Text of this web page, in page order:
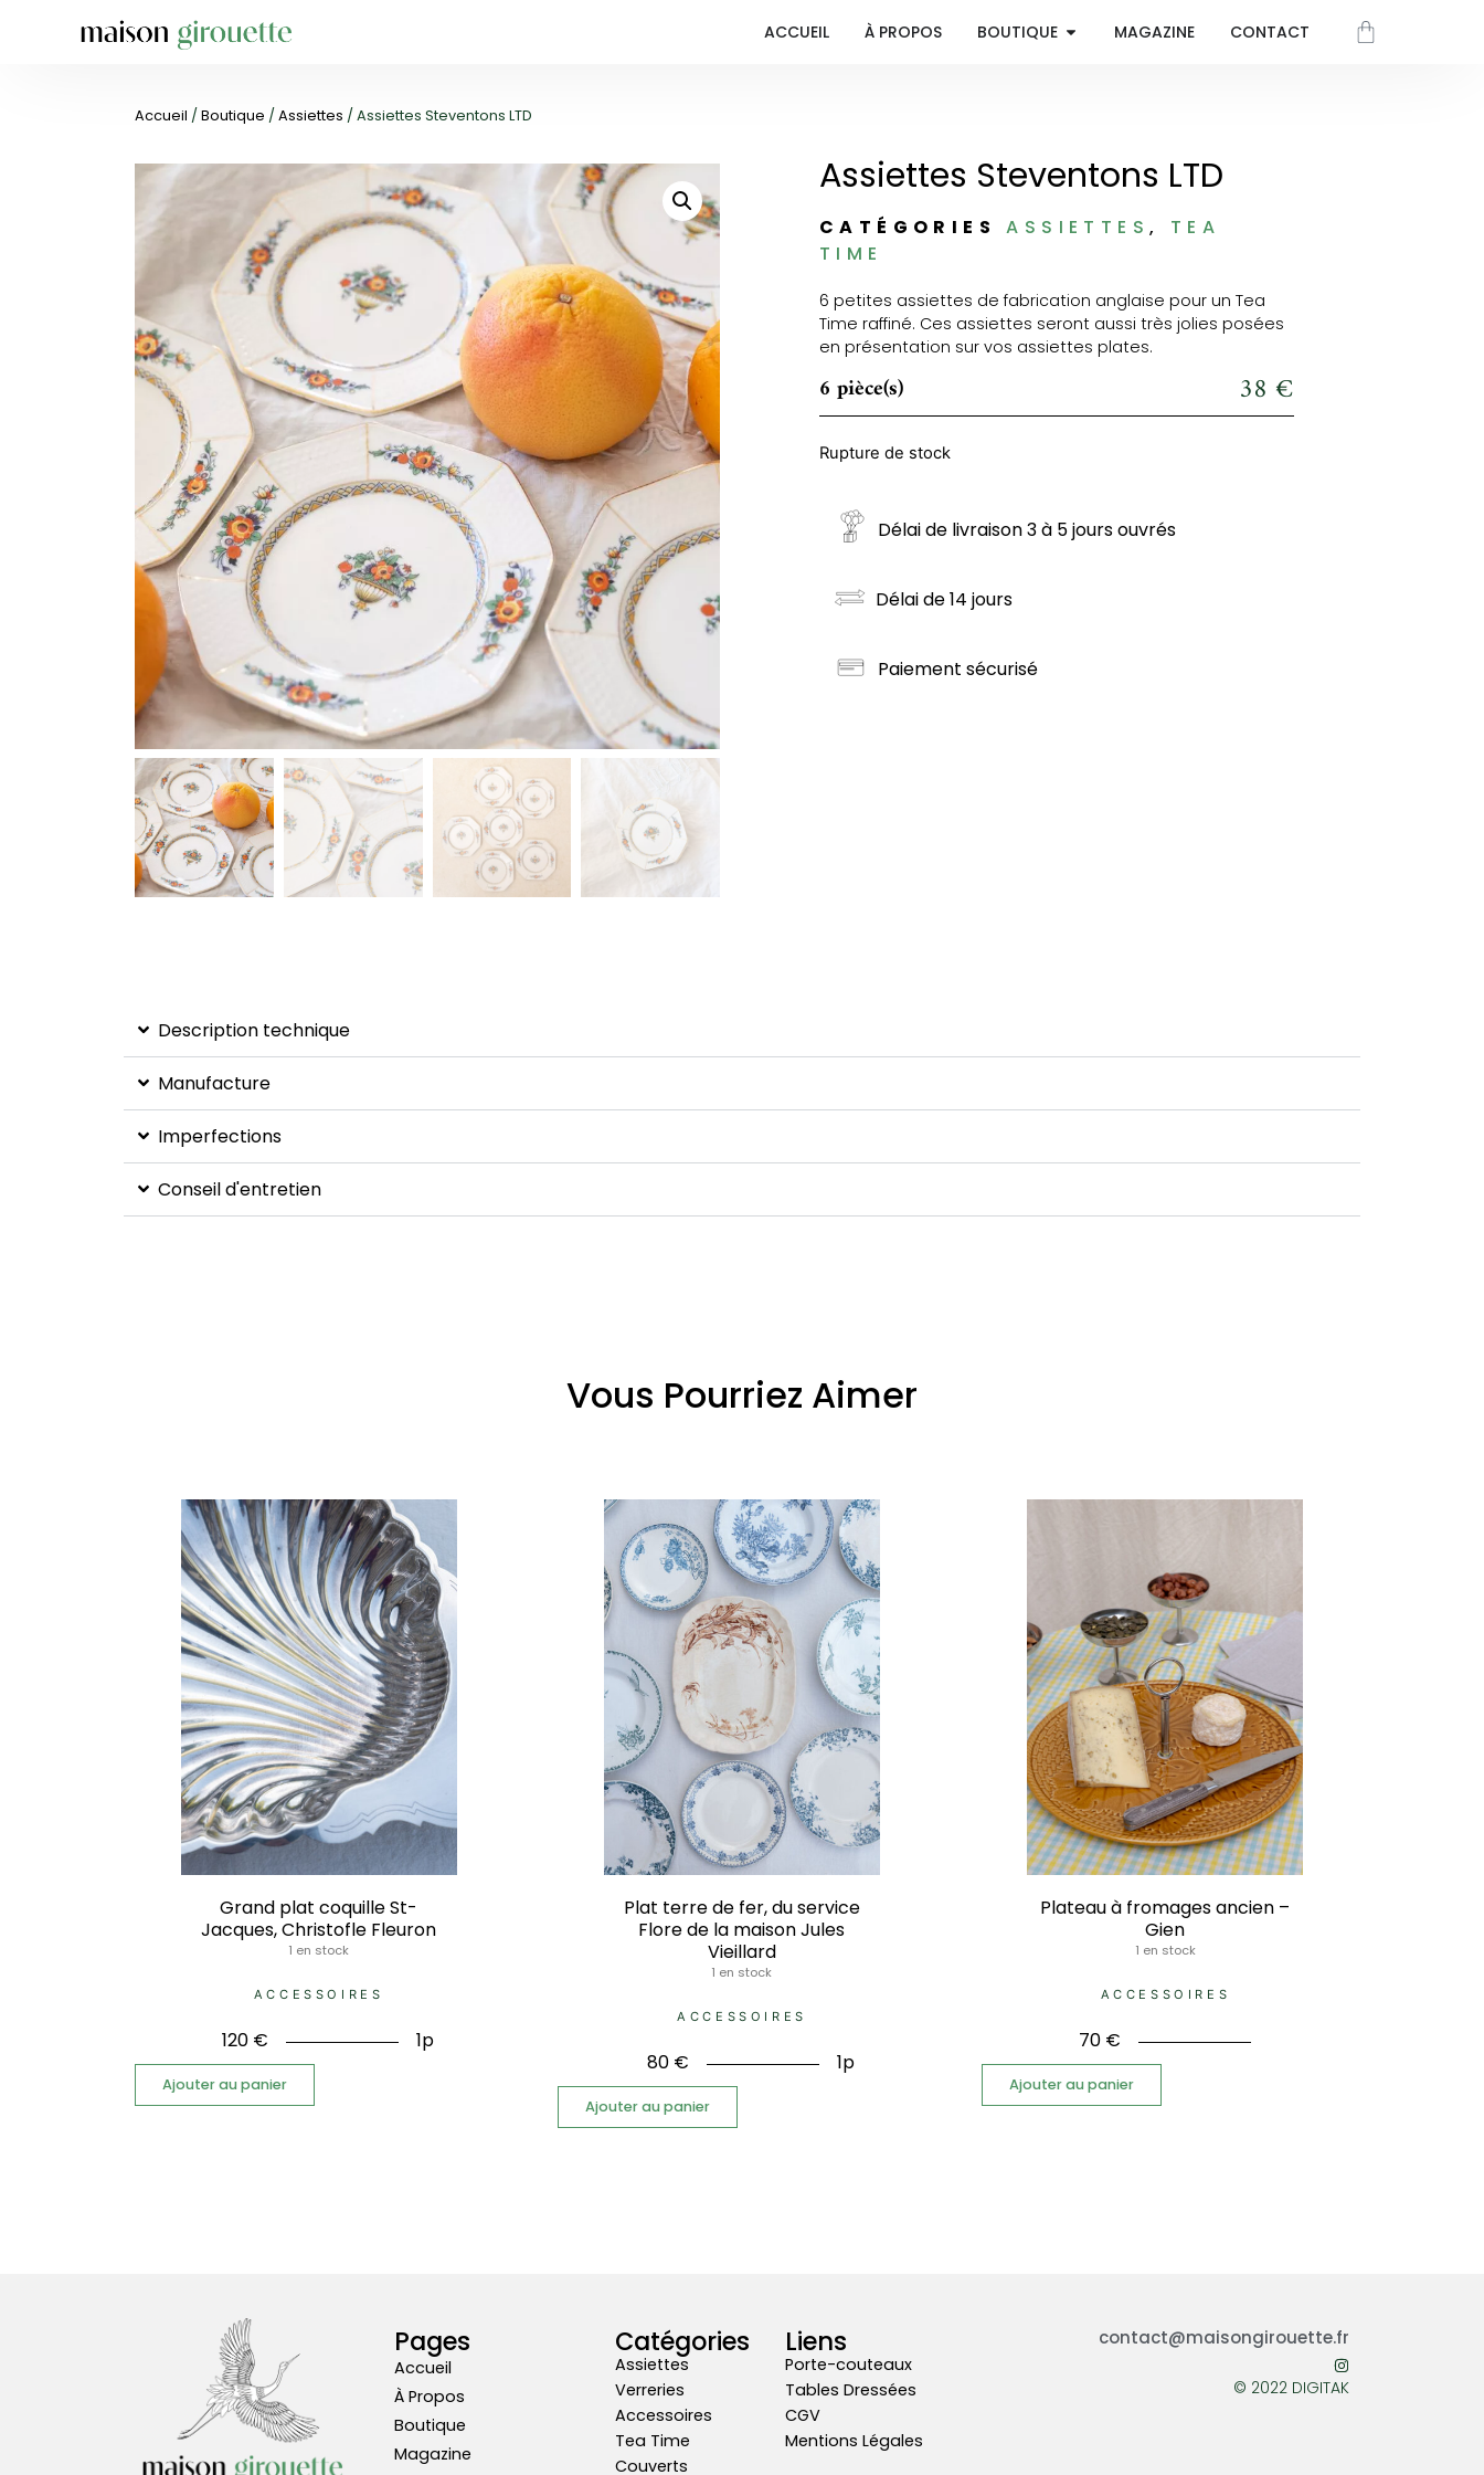
ACCUEIL À PROPOS BOUTIQUE MAGAZINE CONTACT
Accueil / Boutique / Assiettes / Assiettes Steventons LTD
Assiettes Steventons LTD
CATÉGORIES ASSIETTES, TEA
TIME
6 petites assiettes de fabrication anglaise pour un Tea
Time raffiné. Ces assiettes seront aussi très jolies posées
en présentation sur vos assiettes plates.
6 pièce(s) 38 €
Rupture de stock
Délai de livraison 3 à 5 jours ouvrés
Délai de 14 jours
Paiement sécurisé
Description technique
Manufacture
Imperfections
Conseil d'entretien
Vous Pourriez Aimer
Grand plat coquille St-
Jacques, Christofle Fleuron
1 en stock
ACCESSOIRES
120 € 1p
Ajouter au panier
Plat terre de fer, du service
Flore de la maison Jules
Vieillard
1 en stock
ACCESSOIRES
80 € 1p
Ajouter au panier
Plateau à fromages ancien –
Gien
1 en stock
ACCESSOIRES
70 €
Ajouter au panier
Pages
Accueil
À Propos
Boutique
Magazine
Catégories
Assiettes
Verreries
Accessoires
Tea Time
Couverts
Liens
Porte-couteaux
Tables Dressées
CGV
Mentions Légales
contact@maisongirouette.fr
© 2022 DIGITAK